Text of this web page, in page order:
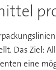
Das Ziel:
eine